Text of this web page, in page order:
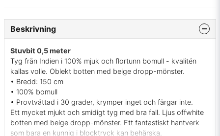
Beskrivning
Stuvbit 0,5 meter
Tyg från Indien i 100% mjuk och flortunn bomull - kvalitén
kallas volie. Oblekt botten med beige dropp-mönster.
• Bredd: 150 cm
• 100% bomull
• Provtvättad i 30 grader, krymper inget och färgar inte.
Ett mycket mjukt och smidigt tyg med bra fall. Ljus offwhite
botten med beige dropp-mönster. Ett fantastiskt hantverk
som bara en kunnig i blocktryck kan behärska.